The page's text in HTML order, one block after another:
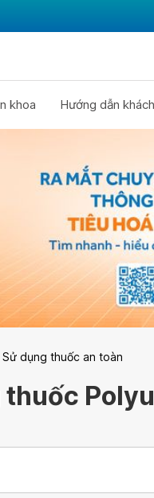
khoa Hướng dẫn
Sử dụng thuốc an toàn
thuốc